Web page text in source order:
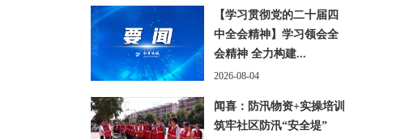
【学习贯彻党的二十届四
中全会精神】学习领会全
会精神 全力构建...
2026-08-04
闻喜：防汛物资+实操培训
筑牢社区防汛“安全堤”